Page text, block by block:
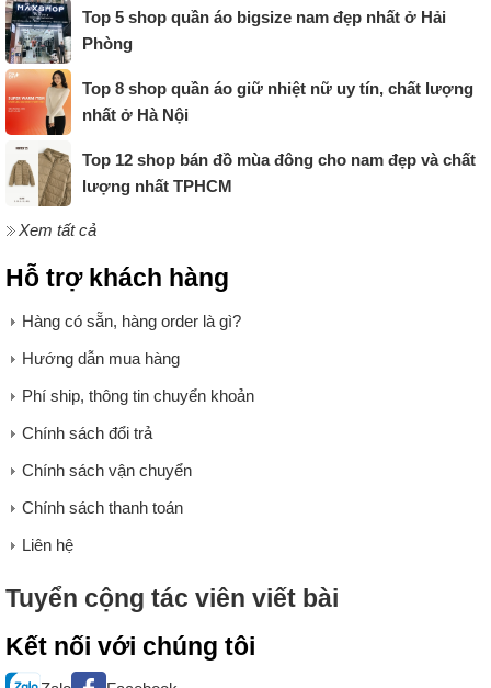
Top 5 shop quần áo bigsize nam đẹp nhất ở Hải
Phòng
Top 8 shop quần áo giữ nhiệt nữ uy tín, chất lượng
nhất ở Hà Nội
Top 12 shop bán đồ mùa đông cho nam đẹp và chất
lượng nhất TPHCM
Xem tất cả
Hỗ trợ khách hàng
Hàng có sẵn, hàng order là gì?
Hướng dẫn mua hàng
Phí ship, thông tin chuyển khoản
Chính sách đổi trả
Chính sách vận chuyển
Chính sách thanh toán
Liên hệ
Tuyển cộng tác viên viết bài
Kết nối với chúng tôi